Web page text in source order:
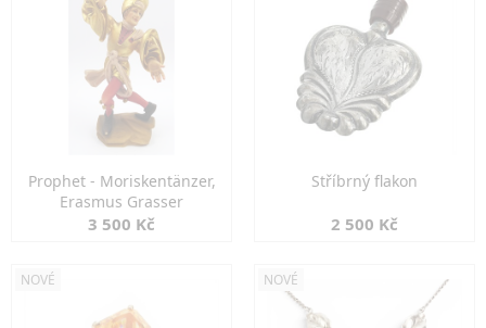
Prophet - Moriskentänzer,
Erasmus Grasser
3 500 Kč
Stříbrný flakon
2 500 Kč
NOVÉ NOVÉ